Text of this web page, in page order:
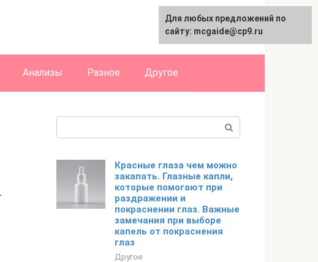
English
Анализы Разное Другое
Красные глаза чем можно
закапать. Глазные капли,
которые помогают при
раздражении и
покраснении глаз. Важные
замечания при выборе
капель от покраснения
глаз
Другое
Для любых предложений по
сайту: mcgaide@cp9.ru